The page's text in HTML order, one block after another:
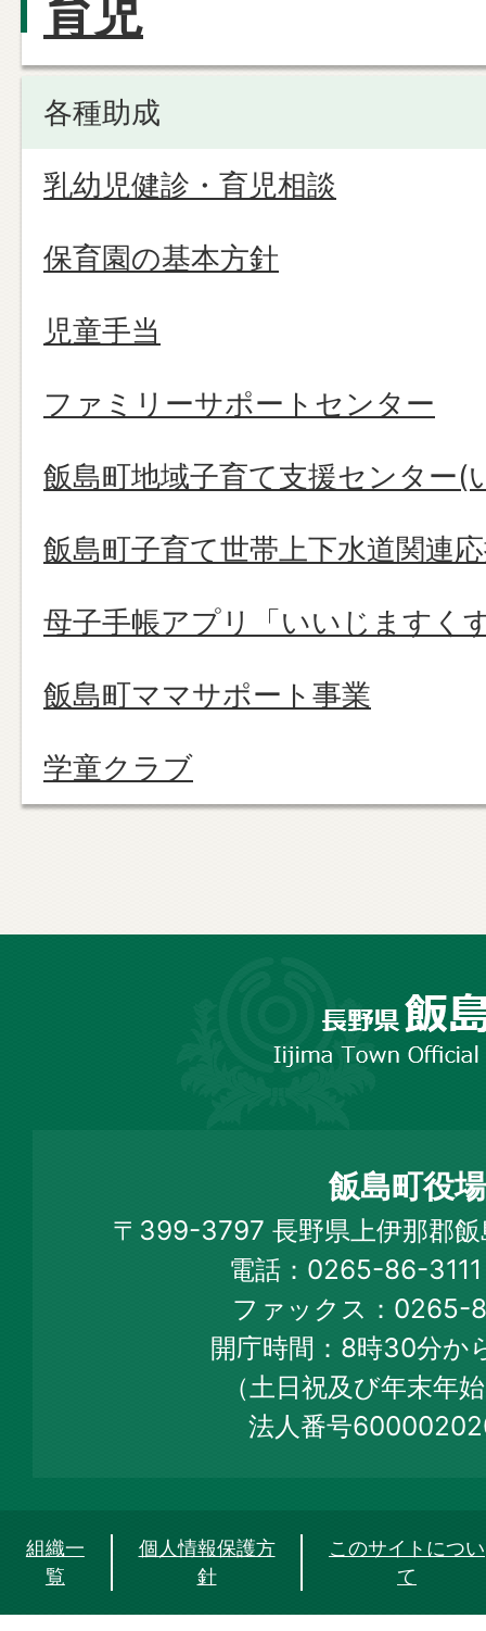
育児
各種助成
乳幼児健診・育児相談
保育園の基本方針
児童手当
ファミリーサポートセンター
飯島町地域子育て支援センター(
飯島町子育て世帯上下水道関連
母子手帳アプリ「いいじますく
飯島町ママサポート事業
学童クラブ
Town
Official
Web
Site
飯島町役場
〒399-3797 長野県上伊那郡
電話：0265-86-
ファックス：0265-
開庁時間：8時30分か
（土日祝及び年末年
法人番号
組織一
覧
個人情報保護方
針
このサイトについ
て